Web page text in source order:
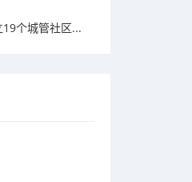
19个城管社区...